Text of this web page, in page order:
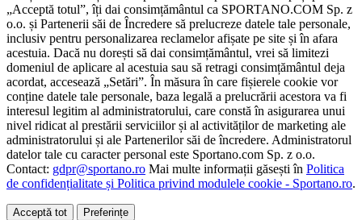
„Acceptă totul”, îți dai consimțământul ca SPORTANO.COM Sp. z
o.o. și Partenerii săi de Încredere să prelucreze datele tale personale,
inclusiv pentru personalizarea reclamelor afișate pe site și în afara
acestuia. Dacă nu dorești să dai consimțământul, vrei să limitezi
domeniul de aplicare al acestuia sau să retragi consimțământul deja
acordat, accesează „Setări”. În măsura în care fișierele cookie vor
conține datele tale personale, baza legală a prelucrării acestora va fi
interesul legitim al administratorului, care constă în asigurarea unui
nivel ridicat al prestării serviciilor și al activităților de marketing ale
administratorului și ale Partenerilor săi de încredere. Administratorul
datelor tale cu caracter personal este Sportano.com Sp. z o.o.
Contact: gdpr@sportano.ro Mai multe informații găsești în Politica
de confidențialitate și Politica privind modulele cookie - Sportano.ro.
Acceptă tot Preferințe